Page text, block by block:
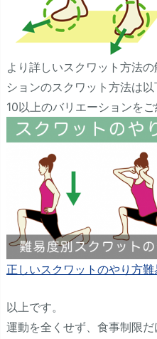
より詳しいスクワット方法
ションのスクワット方法は
10以上のバリエーションをご
正しいスクワットのやり方
以上です。
運動を全くせず、食事制限